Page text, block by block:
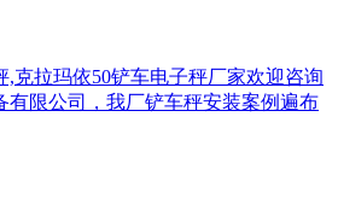
,克拉玛依50铲车电子秤厂家欢迎咨询
有限公司，我厂铲车秤安装案例遍布